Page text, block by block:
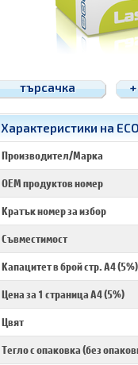
търсачка
Характеристики на
Производител/Марка
OEM продуктов номер
Кратък номер за избор
Съвместимост
Капацитет в брой стр. A4 (5%)
Цена за 1 страница A4 (5%)
Цвят
Тегло с опаковка (без